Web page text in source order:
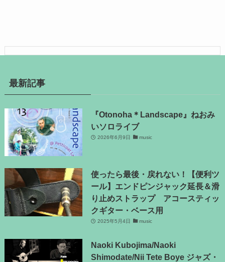
最新記事
『Otonoha＊Landscape』ねおみ
いソロライブ
2026年6月9日 music
使ったら最後・戻れない！【便利ツ
ール】エンドピンジャック延長＆滑
り止めストラップ アコースティッ
クギター・ベース用
2025年5月4日 music
Naoki Kubojima/Naoki
Shimodate/Nii Tete Boye ジャズ・